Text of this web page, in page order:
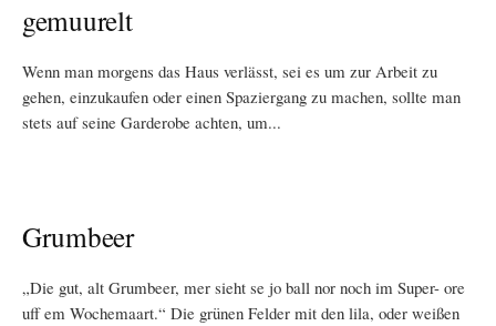
gemuurelt
Wenn man morgens das Haus verlässt, sei es um zur Arbeit zu
gehen, einzukaufen oder einen Spaziergang zu machen, sollte man
stets auf seine Garderobe achten, um...
Grumbeer
„Die gut, alt Grumbeer, mer sieht se jo ball nor noch im Super- ore
uff em Wochemaart.“ Die grünen Felder mit den lila, oder weißen